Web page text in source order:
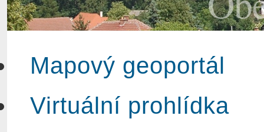
Mapový geoportál
Virtuální prohlídka